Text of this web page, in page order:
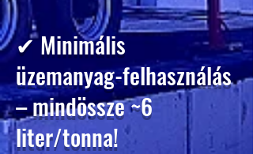
✔ Minimális
üzemanyag-felhasználás
– mindössze ~6
liter/tonna!